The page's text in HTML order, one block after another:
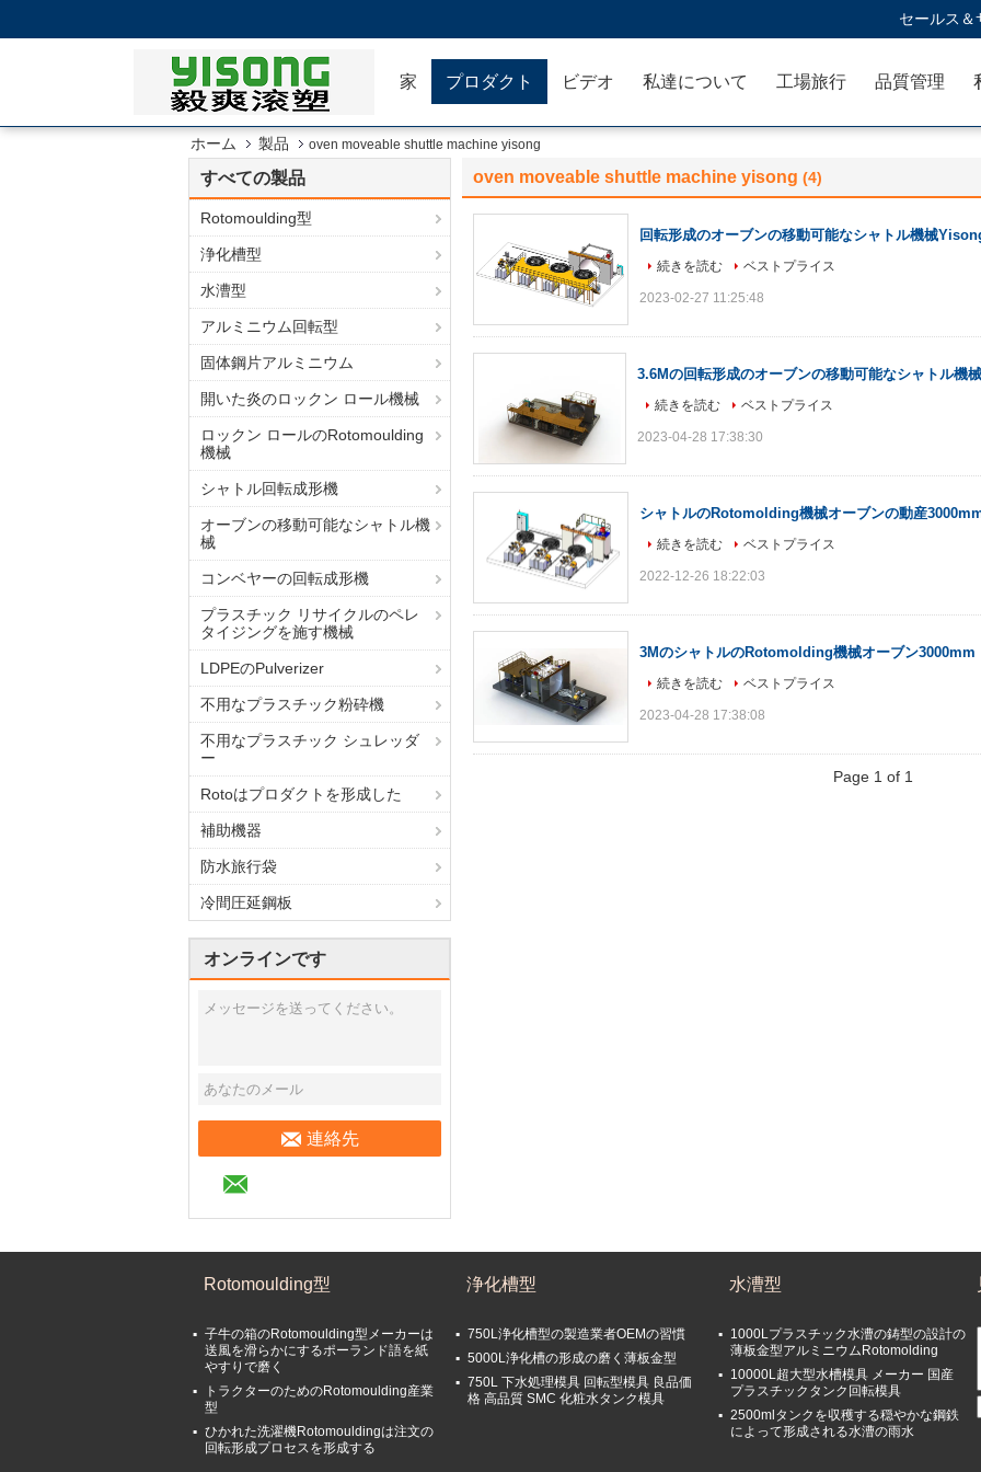
セールス＆
家 プロダクト ビデオ 私達について 工場旅行 品質管理
ホーム 製品 oven moveable shuttle machine yisong
すべての製品
Rotomoulding型
浄化槽型
水漕型
アルミニウム回転型
固体鋼片アルミニウム
開いた炎のロックン ロール機械
ロックン ロールのRotomoulding
機械
シャトル回転成形機
オーブンの移動可能なシャトル機
械
コンベヤーの回転成形機
プラスチック リサイクルのペレ
タイジングを施す機械
LDPEのPulverizer
不用なプラスチック粉砕機
不用なプラスチック シュレッダ
ー
Rotoはプロダクトを形成した
補助機器
防水旅行袋
冷間圧延鋼板
オンラインです
連絡先
oven moveable shuttle machine yisong (4)
回転形成のオーブンの移動可能なシャトル機械
続きを読む ベストプライス
2023-02-27 11:25:48
3.6Mの回転形成のオーブンの移動可能なシャトル機
続きを読む ベストプライス
2023-04-28 17:38:30
シャトルのRotomolding機械オーブンの動産
続きを読む ベストプライス
2022-12-26 18:22:03
3MのシャトルのRotomolding機械オーブン3000mm
続きを読む ベストプライス
2023-04-28 17:38:08
Page 1 of 1
Rotomoulding型
子牛の箱のRotomoulding型メーカーは
送風を滑らかにするポーランド語を紙
やすりで磨く
トラクターのためのRotomoulding産業
型
ひかれた洗濯機Rotomouldingは注文の
回転形成プロセスを形成する
浄化槽型
750L浄化槽型の製造業者OEMの習慣
5000L浄化槽の形成の磨く薄板金型
750L 下水処理模具 回転型模具 良品価
格 高品質 SMC 化粧水タンク模具
水漕型
1000Lプラスチック水漕の鋳型の設計の
薄板金型アルミニウムRotomolding
10000L超大型水槽模具 メーカー 国産
プラスチックタンク回転模具
2500mlタンクを収穫する穏やかな鋼鉄
によって形成される水漕の雨水